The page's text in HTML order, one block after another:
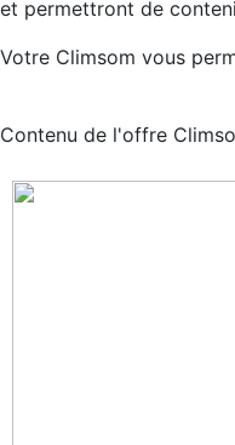
et permettront de
Votre Climsom vous
Contenu de l'offre